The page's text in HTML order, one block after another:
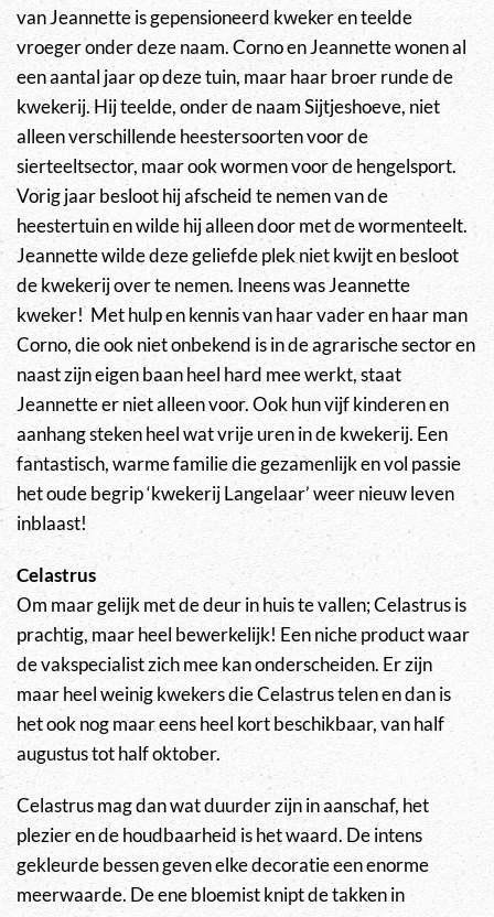
van Jeannette is gepensioneerd kweker en teelde
vroeger onder deze naam. Corno en Jeannette wonen al
een aantal jaar op deze tuin, maar haar broer runde de
kwekerij. Hij teelde, onder de naam Sijtjeshoeve, niet
alleen verschillende heestersoorten voor de
sierteeltsector, maar ook wormen voor de hengelsport.
Vorig jaar besloot hij afscheid te nemen van de
heestertuin en wilde hij alleen door met de wormenteelt.
Jeannette wilde deze geliefde plek niet kwijt en besloot
de kwekerij over te nemen. Ineens was Jeannette
kweker! Met hulp en kennis van haar vader en haar man
Corno, die ook niet onbekend is in de agrarische sector en
naast zijn eigen baan heel hard mee werkt, staat
Jeannette er niet alleen voor. Ook hun vijf kinderen en
aanhang steken heel wat vrije uren in de kwekerij. Een
fantastisch, warme familie die gezamenlijk en vol passie
het oude begrip ‘kwekerij Langelaar’ weer nieuw leven
inblaast!
Celastrus
Om maar gelijk met de deur in huis te vallen; Celastrus is
prachtig, maar heel bewerkelijk! Een niche product waar
de vakspecialist zich mee kan onderscheiden. Er zijn
maar heel weinig kwekers die Celastrus telen en dan is
het ook nog maar eens heel kort beschikbaar, van half
augustus tot half oktober.
Celastrus mag dan wat duurder zijn in aanschaf, het
plezier en de houdbaarheid is het waard. De intens
gekleurde bessen geven elke decoratie een enorme
meerwaarde. De ene bloemist knipt de takken in